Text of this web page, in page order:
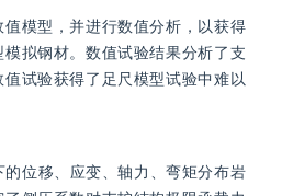
模型，并进行数值分析，以获得
拟钢材。数值试验结果分析了支
试验获得了足尺模型试验中难以
位移、应变、轴力、弯矩分布岩